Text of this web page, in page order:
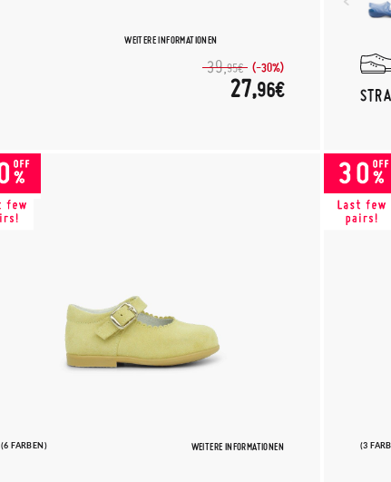
WEITERE INFORMATIONEN
39,95€ (-30%)
27,96€
(6 FARBEN) WEITERE INFORMATIONEN (3